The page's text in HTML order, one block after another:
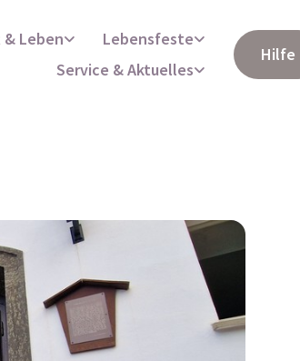
& Leben
Lebensfeste
Service & Aktuelles
Hilfe